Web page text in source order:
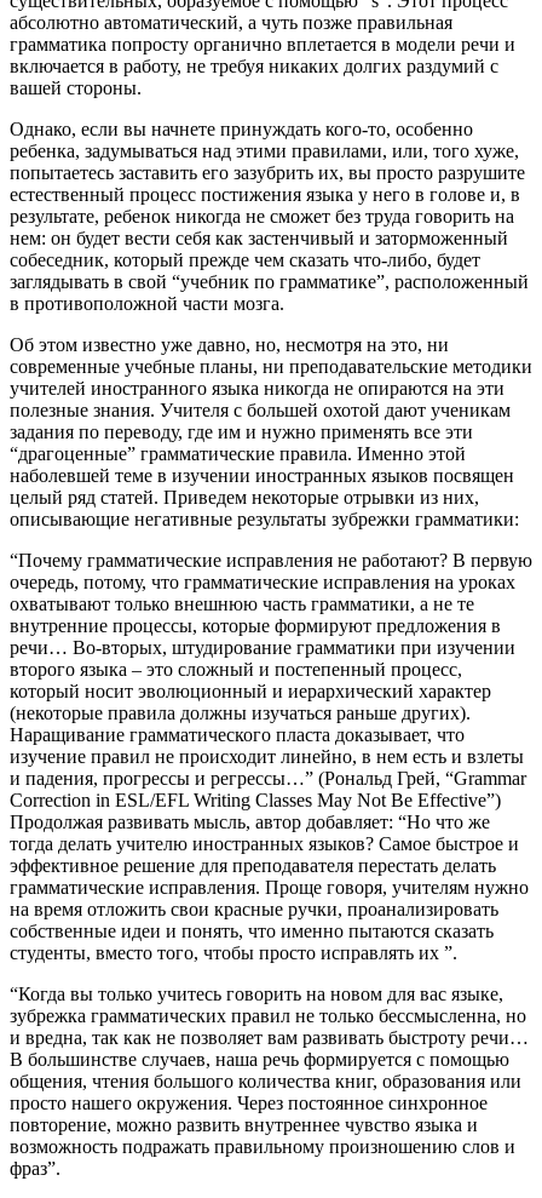
абсолютно автоматический, а чуть позже правильная
грамматика попросту органично вплетается в модели речи и
включается в работу, не требуя никаких долгих раздумий с
вашей стороны.
Однако, если вы начнете принуждать кого-то, особенно
ребенка, задумываться над этими правилами, или, того хуже,
попытаетесь заставить его зазубрить их, вы просто разрушите
естественный процесс постижения языка у него в голове и, в
результате, ребенок никогда не сможет без труда говорить на
нем: он будет вести себя как застенчивый и заторможенный
собеседник, который прежде чем сказать что-либо, будет
заглядывать в свой “учебник по грамматике”, расположенный
в противоположной части мозга.
Об этом известно уже давно, но, несмотря на это, ни
современные учебные планы, ни преподавательские методики
учителей иностранного языка никогда не опираются на эти
полезные знания. Учителя с большей охотой дают ученикам
задания по переводу, где им и нужно применять все эти
“драгоценные” грамматические правила. Именно этой
наболевшей теме в изучении иностранных языков посвящен
целый ряд статей. Приведем некоторые отрывки из них,
описывающие негативные результаты зубрежки грамматики:
“Почему грамматические исправления не работают? В первую
очередь, потому, что грамматические исправления на уроках
охватывают только внешнюю часть грамматики, а не те
внутренние процессы, которые формируют предложения в
речи… Во-вторых, штудирование грамматики при изучении
второго языка – это сложный и постепенный процесс,
который носит эволюционный и иерархический характер
(некоторые правила должны изучаться раньше других).
Наращивание грамматического пласта доказывает, что
изучение правил не происходит линейно, в нем есть и взлеты
и падения, прогрессы и регрессы…” (Рональд Грей, “Grammar
Correction in ESL/EFL Writing Classes May Not Be Effective”)
Продолжая развивать мысль, автор добавляет: “Но что же
тогда делать учителю иностранных языков? Самое быстрое и
эффективное решение для преподавателя перестать делать
грамматические исправления. Проще говоря, учителям нужно
на время отложить свои красные ручки, проанализировать
собственные идеи и понять, что именно пытаются сказать
студенты, вместо того, чтобы просто исправлять их ”.
“Когда вы только учитесь говорить на новом для вас языке,
зубрежка грамматических правил не только бессмысленна, но
и вредна, так как не позволяет вам развивать быстроту речи…
В большинстве случаев, наша речь формируется с помощью
общения, чтения большого количества книг, образования или
просто нашего окружения. Через постоянное синхронное
повторение, можно развить внутреннее чувство языка и
возможность подражать правильному произношению слов и
фраз”.